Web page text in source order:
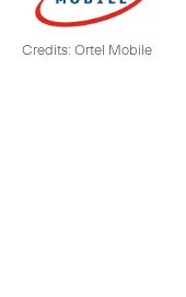
Credits: Ortel Mobile